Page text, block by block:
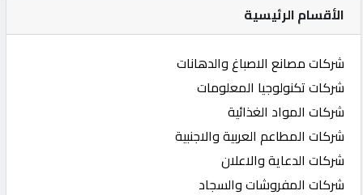
الأقسام الرئيسية
شركات مصانع الاصباغ والدهانات
شركات تكنولوجيا المعلومات
شركات المواد الغذائية
شركات المطاعم العربية والاجنبية
شركات الدعاية والاعلان
شركات المفروشات والسجاد